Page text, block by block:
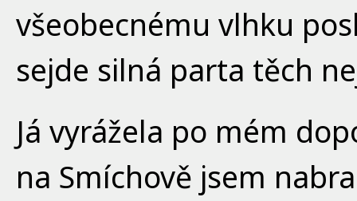
všeobecnému vlhku
sejde silná parta těch
Já vyrážela po mém
na Smíchově jsem